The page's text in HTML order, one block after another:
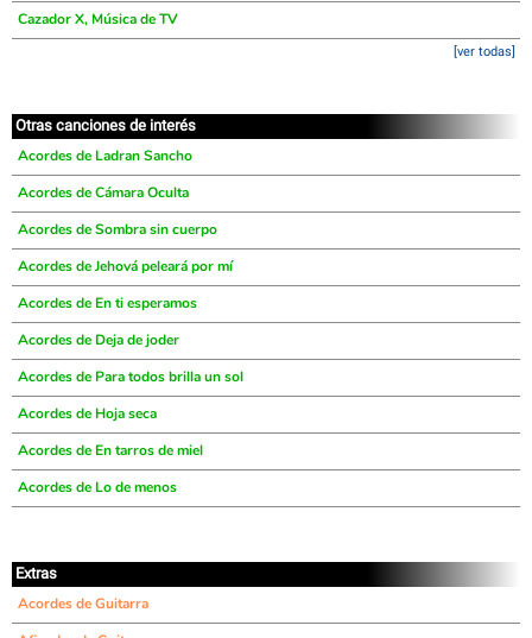
Cazador X, Música de TV
[ver todas]
Otras canciones de interés
Acordes de Ladran Sancho
Acordes de Cámara Oculta
Acordes de Sombra sin cuerpo
Acordes de Jehová peleará por mí
Acordes de En ti esperamos
Acordes de Deja de joder
Acordes de Para todos brilla un sol
Acordes de Hoja seca
Acordes de En tarros de miel
Acordes de Lo de menos
Extras
Acordes de Guitarra